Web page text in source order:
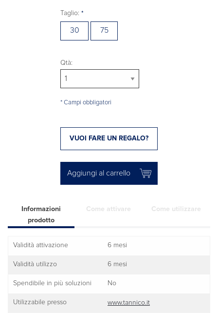
Taglio:
30 75
Qtà:
* Campi obbligatori
VUOI FARE UN REGALO?
Aggiungi al carrello
Informazioni
prodotto
Come attivare Come utilizzare
Validità attivazione 6 mesi
Validità utilizzo 6 mesi
Spendibile in più soluzioni No
Utilizzabile presso www.tannico.it